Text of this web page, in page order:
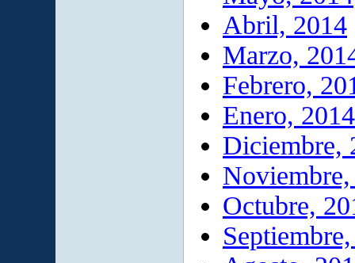
Abril, 2014
Marzo,
Febrero,
Enero, 2014
Diciembre,
Octubre,